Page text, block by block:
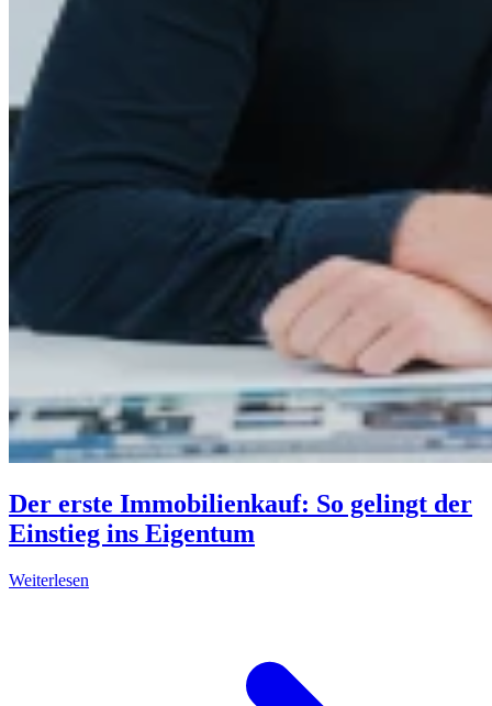
Der erste Immobilienkauf: So gelingt der
Einstieg ins Eigentum
Weiterlesen